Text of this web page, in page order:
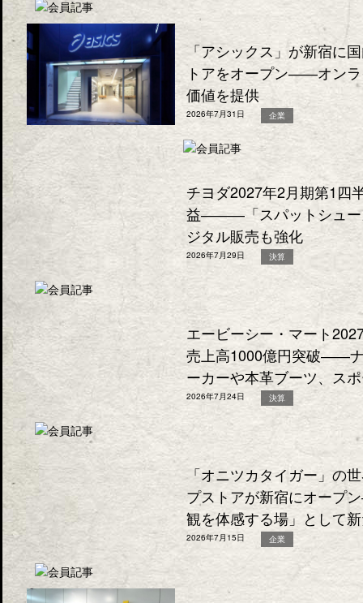
「アシックス」が新宿に
トアをオープン――オンラ
価値を提供
2026年7月31日 企業
チヨダ2027年2月期第1四
益―――「スパットシュー
ジタル販売も強化
2026年7月29日 決算
エービーシー・マート
売上高1000億円突破――
ーカーや本革ブーツ、ス
2026年7月24日 決算
「オニツカタイガー」の
プストアが新宿にオープ
観を体感する場」として
2026年7月15日 企業